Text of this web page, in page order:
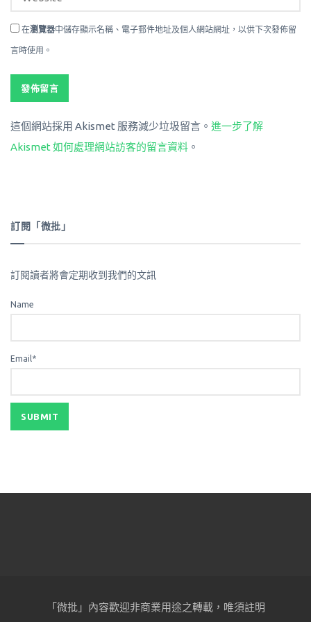
在瀏覽器中儲存顯示名稱、電子郵件地址及個人網站網址，以供下次發佈留
言時使用。
這個網站採用 Akismet 服務減少垃圾留言。 進一步了解
Akismet 如何處理網站訪客的留言資料 。
訂閱「微批」
訂閱讀者將會定期收到我們的文訊
Name
Email*
「微批」內容歡迎非商業用途之轉載，唯須註明